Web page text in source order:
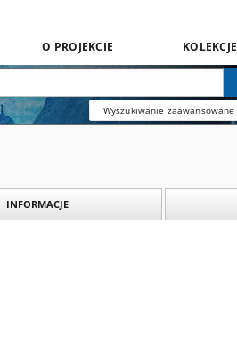
O PROJEKCIE KOLEKCJE
Wyszukiwanie zaawansowane
INFORMACJE